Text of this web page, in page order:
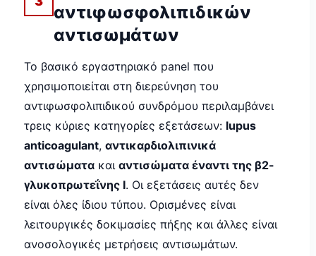
αντιφωσφολιπιδικών
αντισωμάτων
Το βασικό εργαστηριακό panel που
χρησιμοποιείται στη διερεύνηση του
αντιφωσφολιπιδικού συνδρόμου περιλαμβάνει
τρεις κύριες κατηγορίες εξετάσεων: lupus
anticoagulant, αντικαρδιολιπινικά
αντισώματα και αντισώματα έναντι της β2-
γλυκοπρωτεΐνης Ι. Οι εξετάσεις αυτές δεν
είναι όλες ίδιου τύπου. Ορισμένες είναι
λειτουργικές δοκιμασίες πήξης και άλλες είναι
ανοσολογικές μετρήσεις αντισωμάτων.